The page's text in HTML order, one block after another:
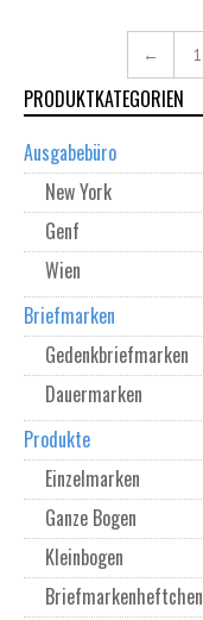
← 1
PRODUKTKATEGORIEN
Ausgabebüro
New York
Genf
Wien
Briefmarken
Gedenkbriefmarken
Dauermarken
Produkte
Einzelmarken
Ganze Bogen
Kleinbogen
Briefmarkenheftchen